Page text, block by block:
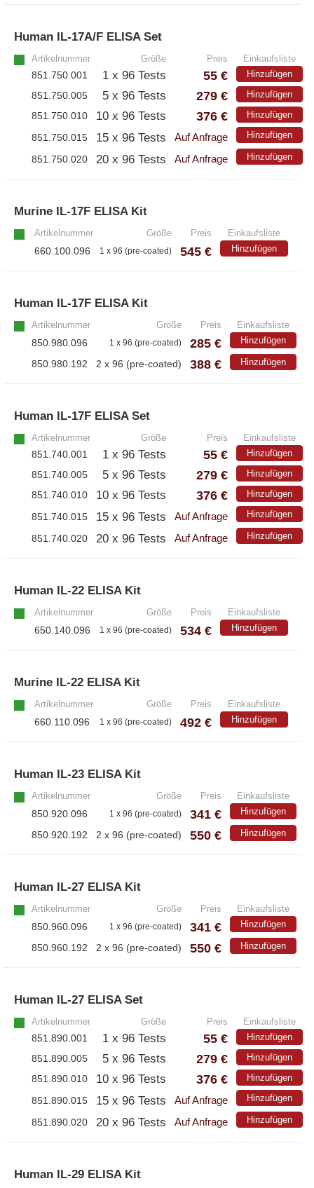
– Alle Antikörper
– Anti-murine
– Anti-rat
– CD-Antikörper
– Monoclonale Antikörper
– Polyclonale Antikörper
– Alle White Label und technische Produkte
– A·EL·VIS Produkte
Human IL-17A/F ELISA Set
Artikelnummer Größe Preis Einkaufsliste
851.750.001 1 x 96 Tests 55 € Hinzufügen
851.750.005 5 x 96 Tests 279 € Hinzufügen
851.750.010 10 x 96 Tests 376 € Hinzufügen
851.750.015 15 x 96 Tests Auf Anfrage Hinzufügen
851.750.020 20 x 96 Tests Auf Anfrage Hinzufügen
Murine IL-17F ELISA Kit
Artikelnummer Größe Preis Einkaufsliste
660.100.096 1 x 96 (pre-coated) 545 € Hinzufügen
Human IL-17F ELISA Kit
Artikelnummer Größe Preis Einkaufsliste
850.980.096 1 x 96 (pre-coated) 285 € Hinzufügen
850.980.192 2 x 96 (pre-coated) 388 € Hinzufügen
Human IL-17F ELISA Set
Artikelnummer Größe Preis Einkaufsliste
851.740.001 1 x 96 Tests 55 € Hinzufügen
851.740.005 5 x 96 Tests 279 € Hinzufügen
851.740.010 10 x 96 Tests 376 € Hinzufügen
851.740.015 15 x 96 Tests Auf Anfrage Hinzufügen
851.740.020 20 x 96 Tests Auf Anfrage Hinzufügen
Human IL-22 ELISA Kit
Artikelnummer Größe Preis Einkaufsliste
650.140.096 1 x 96 (pre-coated) 534 € Hinzufügen
Murine IL-22 ELISA Kit
Artikelnummer Größe Preis Einkaufsliste
660.110.096 1 x 96 (pre-coated) 492 € Hinzufügen
Human IL-23 ELISA Kit
Artikelnummer Größe Preis Einkaufsliste
850.920.096 1 x 96 (pre-coated) 341 € Hinzufügen
850.920.192 2 x 96 (pre-coated) 550 € Hinzufügen
Human IL-27 ELISA Kit
Artikelnummer Größe Preis Einkaufsliste
850.960.096 1 x 96 (pre-coated) 341 € Hinzufügen
850.960.192 2 x 96 (pre-coated) 550 € Hinzufügen
Human IL-27 ELISA Set
Artikelnummer Größe Preis Einkaufsliste
851.890.001 1 x 96 Tests 55 € Hinzufügen
851.890.005 5 x 96 Tests 279 € Hinzufügen
851.890.010 10 x 96 Tests 376 € Hinzufügen
851.890.015 15 x 96 Tests Auf Anfrage Hinzufügen
851.890.020 20 x 96 Tests Auf Anfrage Hinzufügen
Human IL-29 ELISA Kit